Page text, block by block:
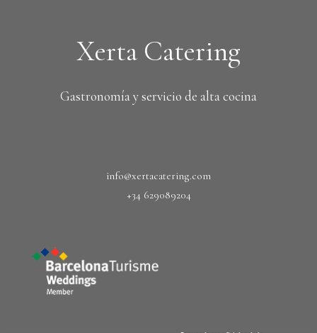
Xerta Catering
Gastronomía y servicio de alta cocina
info@xertacatering.com
+34 629089204